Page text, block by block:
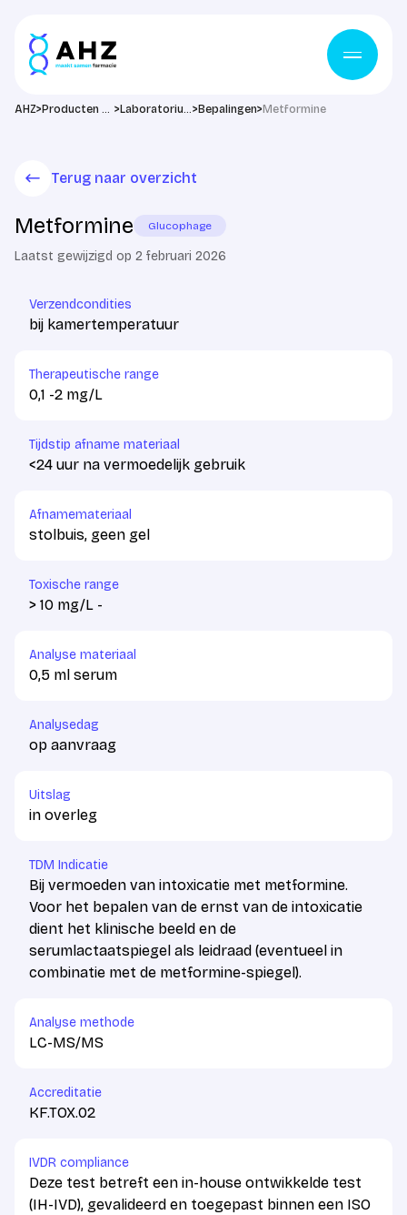
AHZ> Producten & diensten > Laboratorium> Bepalingen> Metformine
Terug naar overzicht
Metformine Glucophage
Laatst gewijzigd op 2 februari 2026
Verzendcondities
bij kamertemperatuur
Therapeutische range
0,1 -2 mg/L
Tijdstip afname materiaal
<24 uur na vermoedelijk gebruik
Afnamemateriaal
stolbuis, geen gel
Toxische range
> 10 mg/L -
Analyse materiaal
0,5 ml serum
Analysedag
op aanvraag
Uitslag
in overleg
TDM Indicatie
Bij vermoeden van intoxicatie met metformine.
Voor het bepalen van de ernst van de intoxicatie
dient het klinische beeld en de
serumlactaatspiegel als leidraad (eventueel in
combinatie met de metformine-spiegel).
Analyse methode
LC-MS/MS
Accreditatie
KF.TOX.02
IVDR compliance
Deze test betreft een in-house ontwikkelde test
(IH-IVD), gevalideerd en toegepast binnen een ISO